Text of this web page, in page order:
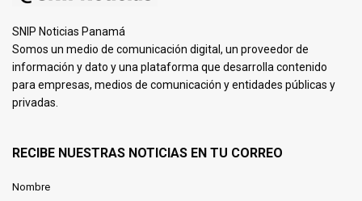
SNIP Noticias Panamá
Somos un medio de comunicación digital, un proveedor de
información y dato y una plataforma que desarrolla contenido
para empresas, medios de comunicación y entidades públicas y
privadas.
RECIBE NUESTRAS NOTICIAS EN TU CORREO
Nombre